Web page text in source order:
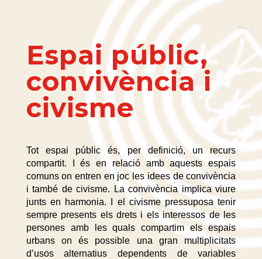
Espai públic,
convivència i
civisme
Tot espai públic és, per definició, un recurs
compartit. I és en relació amb aquests espais
comuns on entren en joc les idees de convivència
i també de civisme. La convivència implica viure
junts en harmonia. I el civisme pressuposa tenir
sempre presents els drets i els interessos de les
persones amb les quals compartim els espais
urbans on és possible una gran multiplicitats
d’usos alternatius dependents de variables